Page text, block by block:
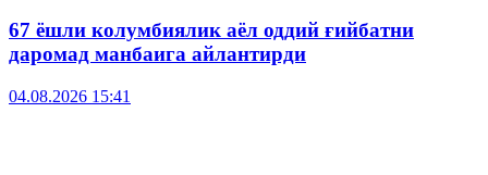
67 ёшли колумбиялик аёл оддий ғийбатни
даромад манбаига айлантирди
04.08.2026 15:41